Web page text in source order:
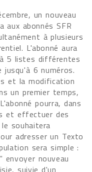
un nouveau
abonnés SFR
à plusieurs
L'abonné aura
5 listes différentes
6 numéros.
et la modification
un premier temps,
pourra, dans
et effectuer des
souhaitera
adresser un Texto
sera simple :
nouveau
suivie d'un